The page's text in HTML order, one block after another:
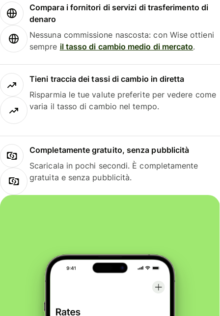
Compara i fornitori di servizi di trasferimento di
denaro
Nessuna commissione nascosta: con Wise ottieni
sempre il tasso di cambio medio di mercato.
Tieni traccia dei tassi di cambio in diretta
Risparmia le tue valute preferite per vedere come
varia il tasso di cambio nel tempo.
Completamente gratuito, senza pubblicità
Scaricala in pochi secondi. È completamente
gratuita e senza pubblicità.